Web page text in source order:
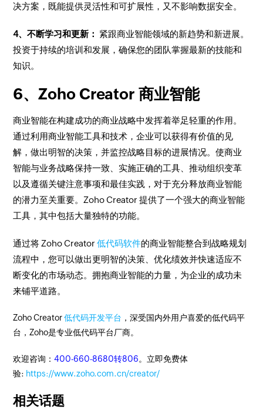
决方案，既能提供灵活性和可扩展性，又不影响数据安全。
4、不断学习和更新： 紧跟商业智能领域的新趋势和新进展。
投资于持续的培训和发展，确保您的团队掌握最新的技能和
知识。
6、Zoho Creator 商业智能
商业智能在构建成功的商业战略中发挥着举足轻重的作用。
通过利用商业智能工具和技术，企业可以获得有价值的见
解，做出明智的决策，并监控战略目标的进展情况。使商业
智能与业务战略保持一致、实施正确的工具、推动组织变革
以及遵循关键注意事项和最佳实践，对于充分释放商业智能
的潜力至关重要。Zoho Creator 提供了一个强大的商业智能
工具，其中包括大量独特的功能。
通过将 Zoho Creator低代码软件的商业智能整合到战略规划
流程中，您可以做出更明智的决策、优化绩效并快速适应不
断变化的市场动态。拥抱商业智能的力量，为企业的成功未
来铺平道路。
Zoho Creator低代码开发平台 ，深受国内外用户喜爱的低代码平
台，Zoho是专业低代码平台厂商。
欢迎咨询：400-660-8680转806。立即免费体
验: https://www.zoho.com.cn/creator/
相关话题